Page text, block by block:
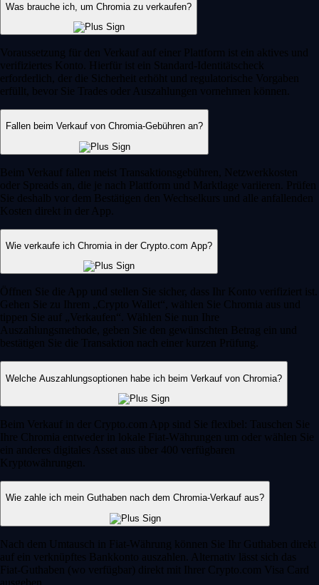
Was brauche ich, um Chromia zu verkaufen?
Voraussetzung für den Verkauf auf einer Plattform ist ein aktives und
verifiziertes Konto. Hierfür ist ein Standard-Identitätscheck
erforderlich, der die Sicherheit erhöht und regulatorische Vorgaben
erfüllt, bevor Sie Trades oder Auszahlungen vornehmen können.
Fallen beim Verkauf von Chromia-Gebühren an?
Beim Verkauf fallen meist Transaktionsgebühren, Netzwerkkosten
oder Spreads an, die je nach Plattform und Marktlage variieren. Prüfen
Sie deshalb vor dem Bestätigen den Wechselkurs und alle anfallenden
Kosten direkt in der App.
Wie verkaufe ich Chromia in der Crypto.com App?
Öffnen Sie die App und stellen Sie sicher, dass Ihr Konto verifiziert ist.
Gehen Sie zu Ihrem „Crypto Wallet“, wählen Sie Chromia aus und
tippen Sie auf „Verkaufen“. Wählen Sie nun Ihre
Auszahlungsmethode, geben Sie den gewünschten Betrag ein und
bestätigen Sie die Transaktion nach einer kurzen Prüfung.
Welche Auszahlungsoptionen habe ich beim Verkauf von Chromia?
Beim Verkauf in der Crypto.com App sind Sie flexibel: Tauschen Sie
Ihre Chromia entweder in lokale Fiat-Währungen um oder wählen Sie
ein anderes digitales Asset aus über 400 verfügbaren
Kryptowährungen.
Wie zahle ich mein Guthaben nach dem Chromia-Verkauf aus?
Nach dem Umtausch in Fiat-Währung können Sie Ihr Guthaben direkt
auf ein verknüpftes Bankkonto auszahlen. Alternativ lässt sich das
Fiat-Guthaben (wo verfügbar) direkt mit Ihrer Crypto.com Visa Card
ausgeben.